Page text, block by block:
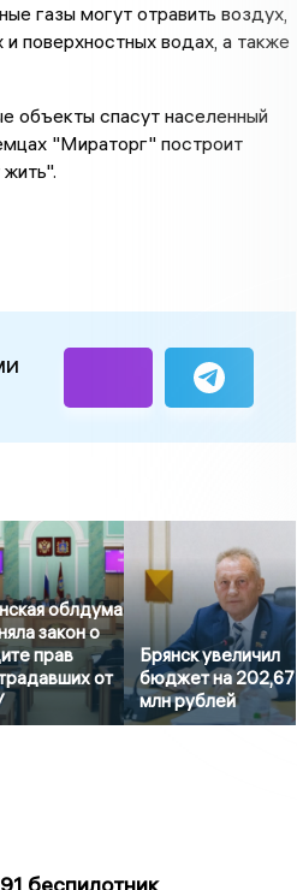
газы могут отравить воздух,
поверхностных водах, а также
объекты спасут населенный
"Мираторг" построит
облдума
закон о
прав
от
Брянск увеличил
бюджет на 202,67
млн рублей